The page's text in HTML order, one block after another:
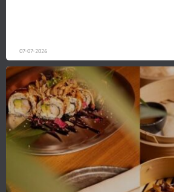
07-07-2026